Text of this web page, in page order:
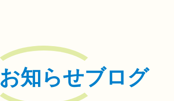
お知らせブログ